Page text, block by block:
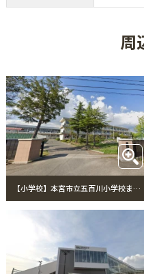
周
【小学校】本宮市立五百川小学校まで1485m 本宮市立五百川小学校